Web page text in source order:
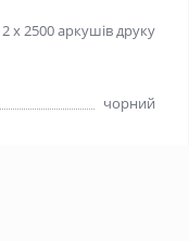
2 x 2500 аркушів друку
чорний